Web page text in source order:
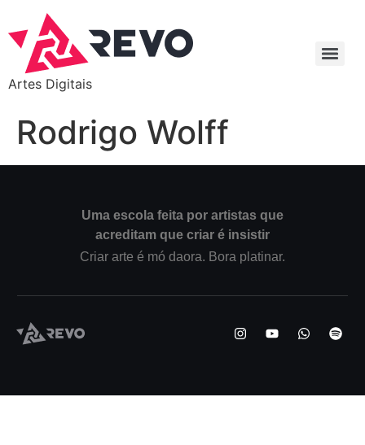
Artes Digitais
Rodrigo Wolff
Uma escola feita por artistas que
acreditam que criar é insistir
Criar arte é mó daora. Bora platinar.